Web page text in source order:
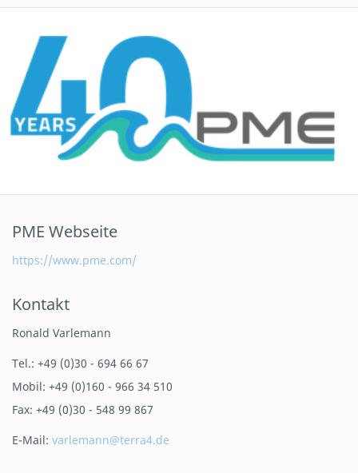
PME Webseite
https://www.pme.com/
Kontakt
Ronald Varlemann
Tel.: +49 (0)30 - 694 66 67
Mobil: +49 (0)160 - 966 34 510
Fax: +49 (0)30 - 548 99 867
E-Mail: varlemann@terra4.de